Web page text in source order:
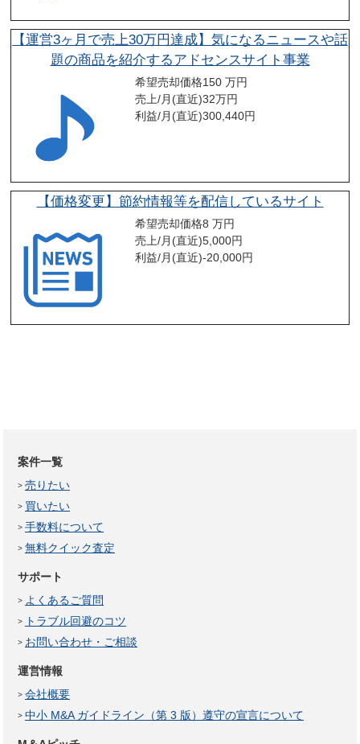
【運営3ヶ月で売上30万円達成】気になるニュースや話
題の商品を紹介するアドセンスサイト事業
希望売却価格150 万円
売上/月(直近)32万円
利益/月(直近)300,440円
【価格変更】節約情報等を配信しているサイト
希望売却価格8 万円
売上/月(直近)5,000円
利益/月(直近)-20,000円
案件一覧
売りたい
買いたい
手数料について
無料クイック査定
サポート
よくあるご質問
トラブル回避のコツ
お問い合わせ・ご相談
運営情報
会社概要
中小 M&A ガイドライン（第 3 版）遵守の宣言について